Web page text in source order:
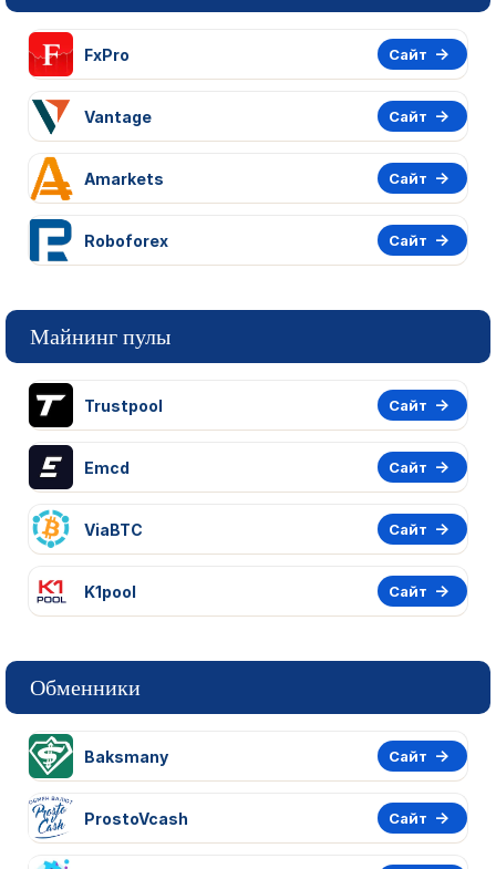
FxPro Сайт
Vantage Сайт
Amarkets Сайт
Roboforex Сайт
Майнинг пулы
Trustpool Сайт
Emcd Сайт
ViaBTC Сайт
K1pool Сайт
Обменники
Baksmany Сайт
ProstoVcash Сайт